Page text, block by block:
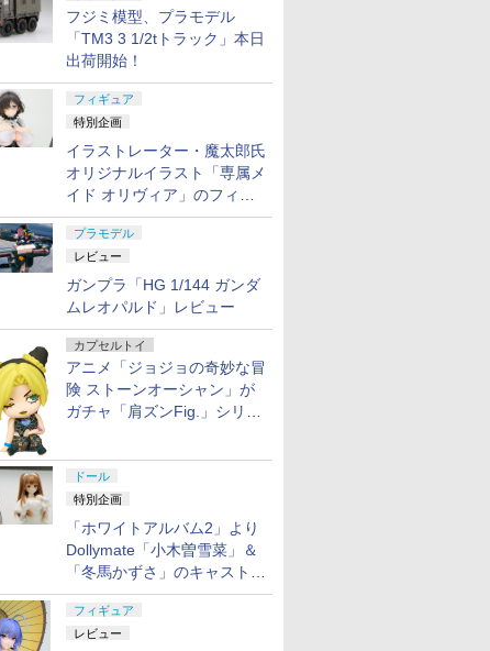
フジミ模型、プラモデル
「TM3 3 1/2tトラック」本日
出荷開始！
フィギュア
特別企画
イラストレーター・魔太郎氏
オリジナルイラスト「専属メ
イド オリヴィア」のフィギ
ュア彩色原型が東京フィギュ
アギャラリーにて展示中
プラモデル
レビュー
ガンプラ「HG 1/144 ガンダ
ムレオパルド」レビュー
カプセルトイ
アニメ「ジョジョの奇妙な冒
険 ストーンオーシャン」が
ガチャ「肩ズンFig.」シリー
ドール
特別企画
「ホワイトアルバム2」より
Dollymate「小木曽雪菜」＆
「冬馬かずさ」のキャストド
ール実物見本が東京フィギュ
アギャラリーにて展示中
フィギュア
レビュー